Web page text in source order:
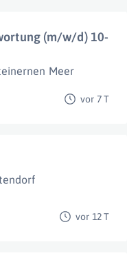
(m/w/d) 10-
Meer
vor 7 T
vor 12 T